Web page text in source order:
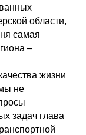
области,
самая
–
жизни
не
задач глава